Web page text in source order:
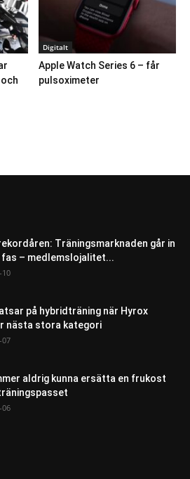
Digitalt
Apple Watch Series 6 – får
pulsoximeter
Träningsmarknaden går in
fas – medlemslojalitet...
10
på hybridträning när Hyrox
nästa stora kategori
07
aldrig kunna ersätta en frukost
06